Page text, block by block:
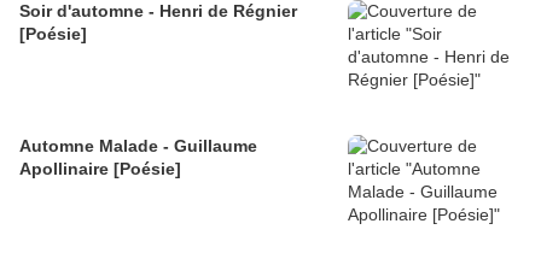
Soir d'automne - Henri de Régnier
[Poésie]
Automne Malade - Guillaume
Apollinaire [Poésie]